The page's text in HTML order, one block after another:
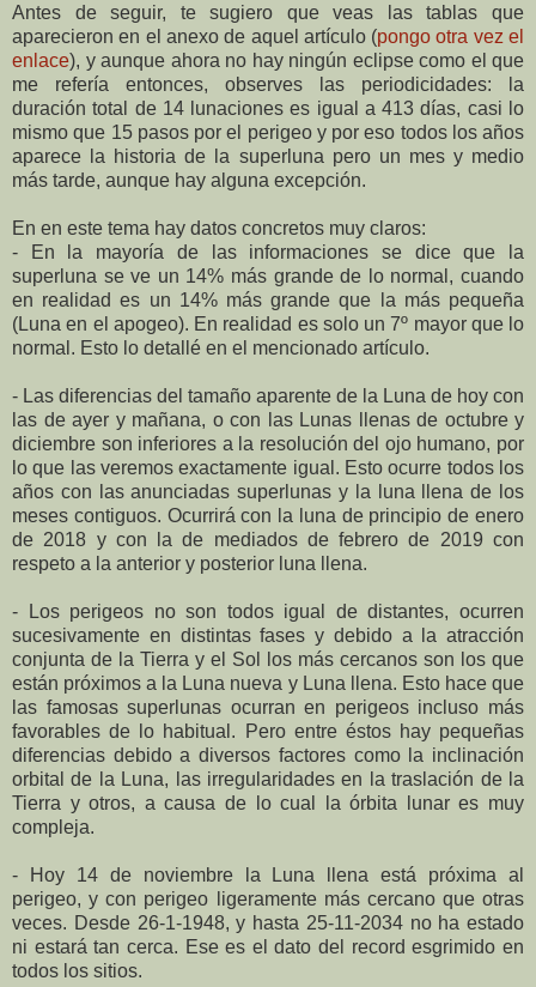
Antes de seguir, te sugiero que veas las tablas que
aparecieron en el anexo de aquel artículo (pongo otra vez el
enlace), y aunque ahora no hay ningún eclipse como el que
me refería entonces, observes las periodicidades: la
duración total de 14 lunaciones es igual a 413 días, casi lo
mismo que 15 pasos por el perigeo y por eso todos los años
aparece la historia de
la superluna pero un mes y medio
más tarde, aunque hay alguna excepción.
En en este tema hay datos concretos muy claros:
- En la mayoría de las informaciones se dice que la
superluna se ve un 14% más grande de lo normal, cuando
en realidad es un 14% más grande que la más pequeña
(Luna en el apogeo). En realidad es solo un 7º mayor que lo
normal. Esto lo detallé en el mencionado artículo.
- Las diferencias del tamaño aparente de la Luna de hoy con
las de ayer y mañana, o con las Lunas llenas de octubre y
diciembre son inferiores a la resolución del ojo humano, por
lo que las veremos exactamente igual. Esto ocurre todos los
años con las anunciadas superlunas y la luna llena de los
meses contiguos. Ocurrirá con la luna de principio de enero
de 2018 y con la de mediados de febrero de 2019 con
respeto a la anterior y posterior luna llena.
- Los perigeos no son todos igual de distantes, ocurren
sucesivamente en distintas fases y debido a la atracción
conjunta de la Tierra y el Sol los más cercanos son los que
están próximos a la Luna nueva y Luna llena. Esto hace que
las famosas superlunas ocurran en perigeos incluso más
favorables de lo habitual. Pero entre éstos hay pequeñas
diferencias debido a diversos factores como la inclinación
orbital de la Luna, las irregularidades en la traslación de la
Tierra y otros, a causa de lo cual la órbita lunar es muy
compleja.
- Hoy 14 de noviembre la Luna llena está próxima al
perigeo, y con perigeo ligeramente más cercano que otras
veces. Desde 26-1-1948, y hasta 25-11-2034 no ha estado
ni estará tan cerca. Ese es el dato del record esgrimido en
todos los sitios.